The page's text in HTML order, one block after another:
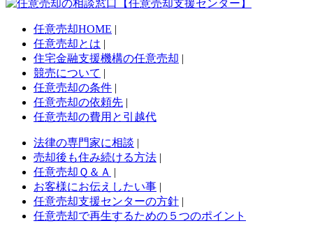
任意売却HOME |
任意売却とは |
住宅金融支援機構の任意売却 |
競売について |
任意売却の条件 |
任意売却の依頼先 |
任意売却の費用と引越代
法律の専門家に相談 |
売却後も住み続ける方法 |
任意売却Ｑ＆Ａ |
お客様にお伝えしたい事 |
任意売却支援センターの方針 |
任意売却で再生するための５つのポイント